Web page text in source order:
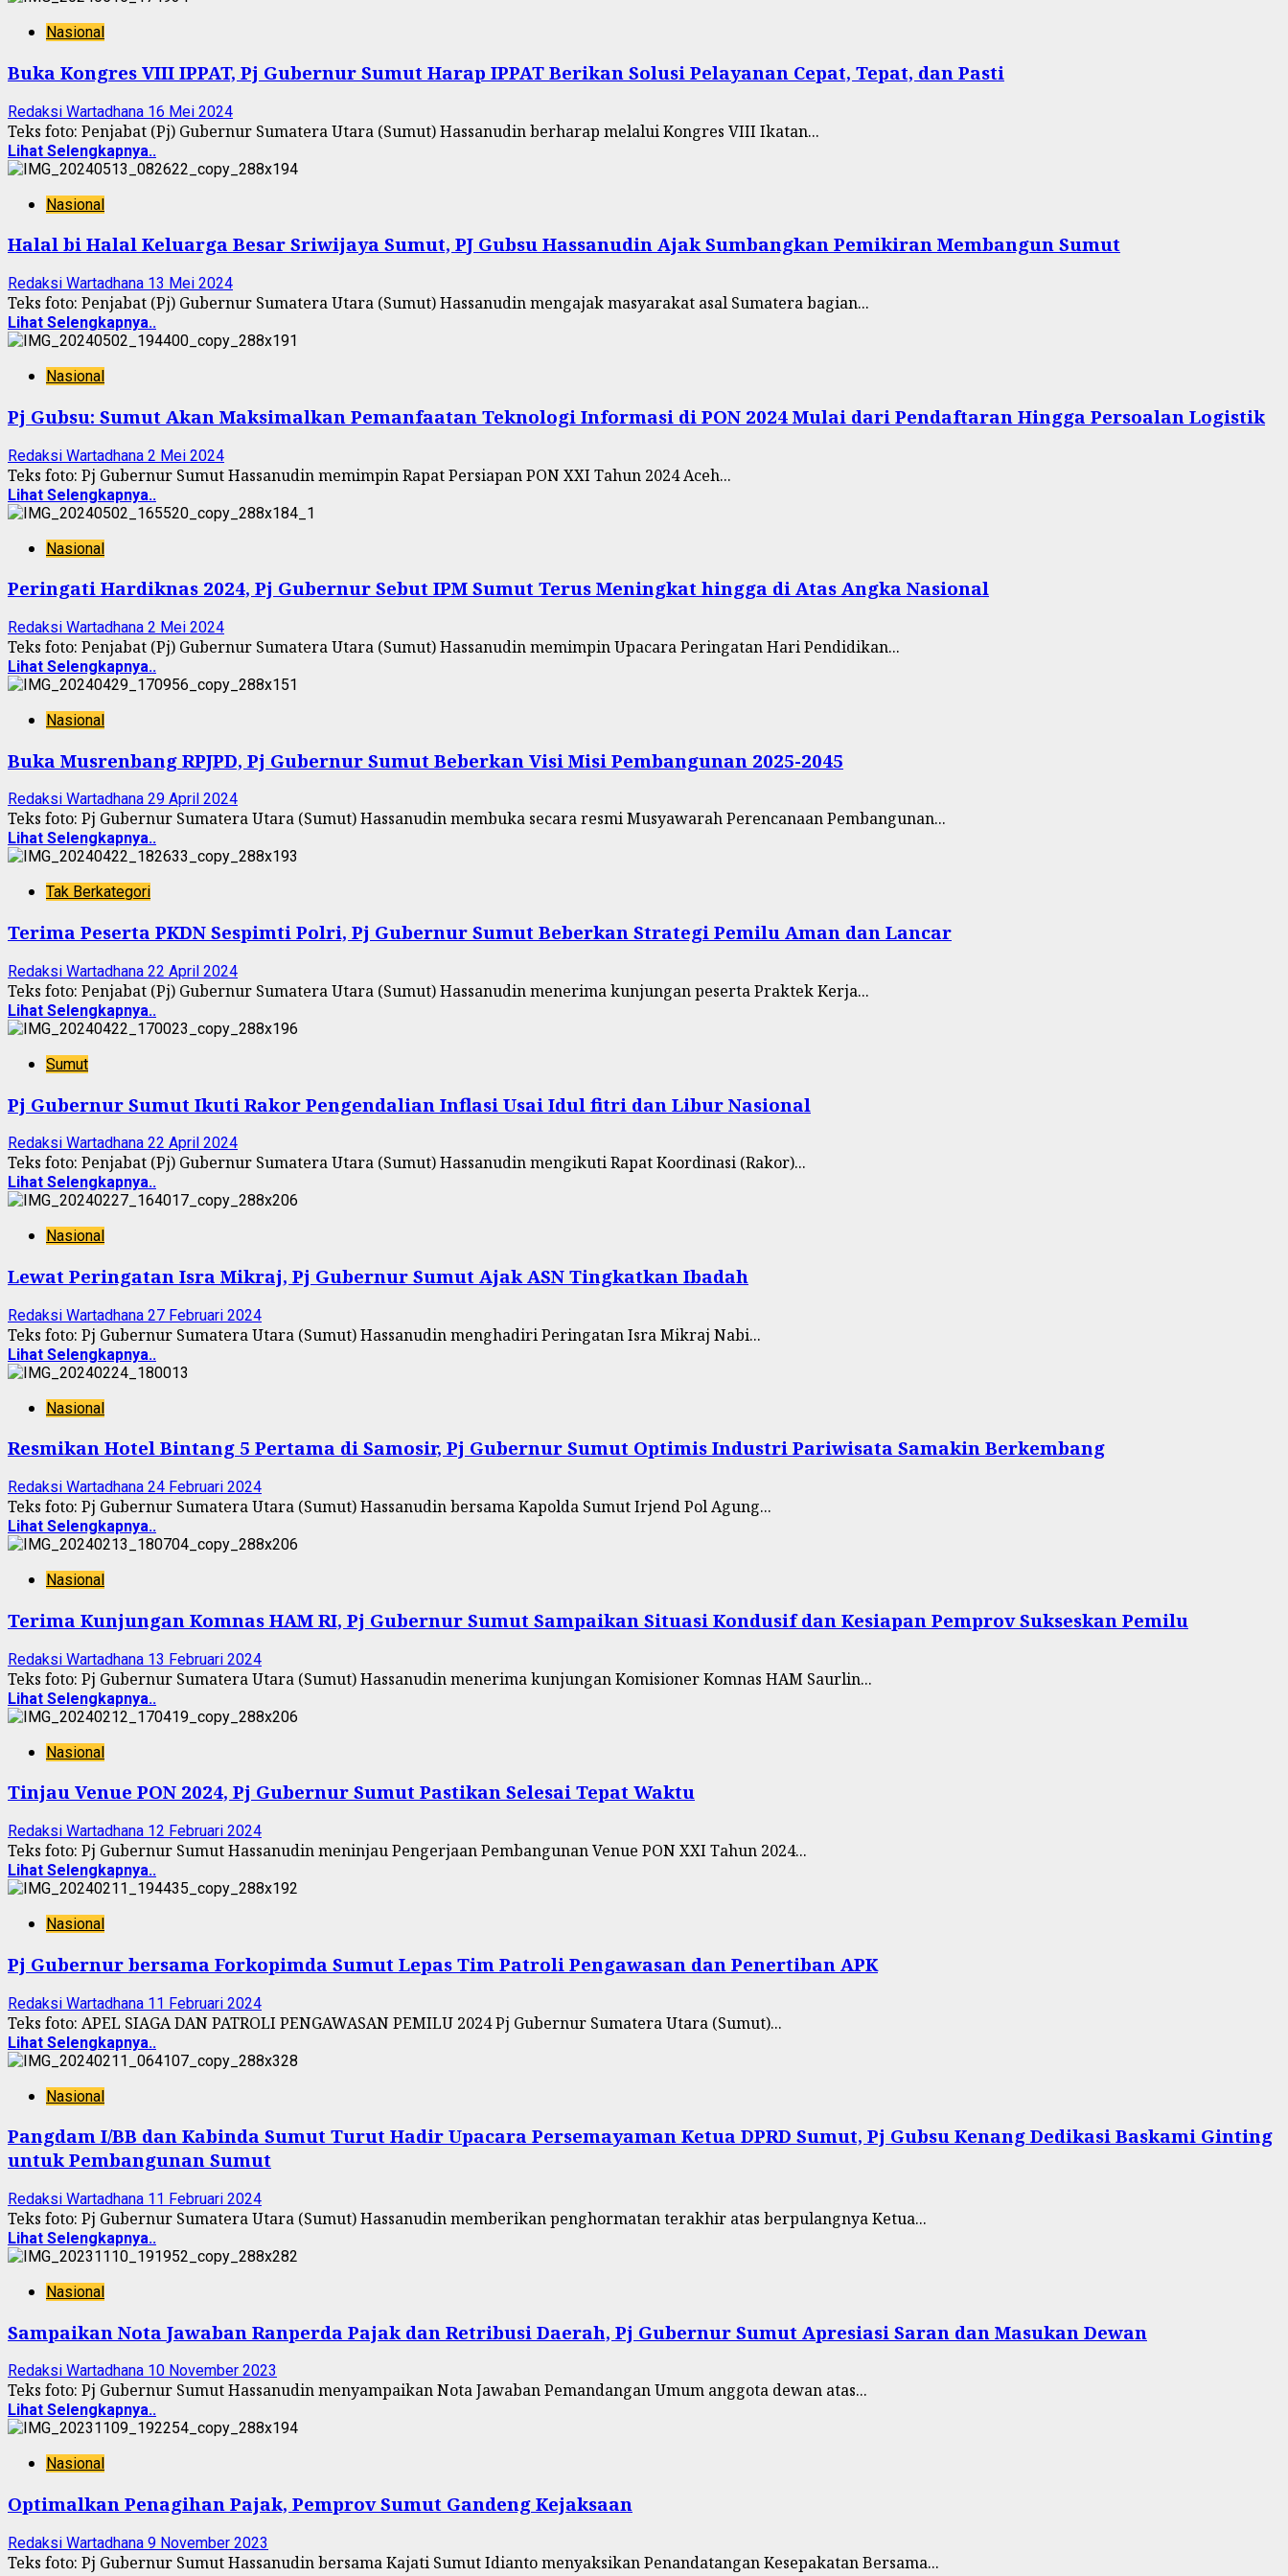
Nasional
Buka Kongres VIII IPPAT, Pj Gubernur Sumut Harap IPPAT Berikan Solusi Pelayanan Cepat, Tepat, dan Pasti
Redaksi Wartadhana 16 Mei 2024
Teks foto: Penjabat (Pj) Gubernur Sumatera Utara (Sumut) Hassanudin berharap melalui Kongres VIII Ikatan...
Lihat Selengkapnya..
Nasional
Halal bi Halal Keluarga Besar Sriwijaya Sumut, PJ Gubsu Hassanudin Ajak Sumbangkan Pemikiran Membangun Sumut
Redaksi Wartadhana 13 Mei 2024
Teks foto: Penjabat (Pj) Gubernur Sumatera Utara (Sumut) Hassanudin mengajak masyarakat asal Sumatera bagian...
Lihat Selengkapnya..
Nasional
Pj Gubsu: Sumut Akan Maksimalkan Pemanfaatan Teknologi Informasi di PON 2024 Mulai dari Pendaftaran Hingga Persoalan Logistik
Redaksi Wartadhana 2 Mei 2024
Teks foto: Pj Gubernur Sumut Hassanudin memimpin Rapat Persiapan PON XXI Tahun 2024 Aceh...
Lihat Selengkapnya..
Nasional
Peringati Hardiknas 2024, Pj Gubernur Sebut IPM Sumut Terus Meningkat hingga di Atas Angka Nasional
Redaksi Wartadhana 2 Mei 2024
Teks foto: Penjabat (Pj) Gubernur Sumatera Utara (Sumut) Hassanudin memimpin Upacara Peringatan Hari Pendidikan...
Lihat Selengkapnya..
Nasional
Buka Musrenbang RPJPD, Pj Gubernur Sumut Beberkan Visi Misi Pembangunan 2025-2045
Redaksi Wartadhana 29 April 2024
Teks foto: Pj Gubernur Sumatera Utara (Sumut) Hassanudin membuka secara resmi Musyawarah Perencanaan Pembangunan...
Lihat Selengkapnya..
Tak Berkategori
Terima Peserta PKDN Sespimti Polri, Pj Gubernur Sumut Beberkan Strategi Pemilu Aman dan Lancar
Redaksi Wartadhana 22 April 2024
Teks foto: Penjabat (Pj) Gubernur Sumatera Utara (Sumut) Hassanudin menerima kunjungan peserta Praktek Kerja...
Lihat Selengkapnya..
Sumut
Pj Gubernur Sumut Ikuti Rakor Pengendalian Inflasi Usai Idul fitri dan Libur Nasional
Redaksi Wartadhana 22 April 2024
Teks foto: Penjabat (Pj) Gubernur Sumatera Utara (Sumut) Hassanudin mengikuti Rapat Koordinasi (Rakor)...
Lihat Selengkapnya..
Nasional
Lewat Peringatan Isra Mikraj, Pj Gubernur Sumut Ajak ASN Tingkatkan Ibadah
Redaksi Wartadhana 27 Februari 2024
Teks foto: Pj Gubernur Sumatera Utara (Sumut) Hassanudin menghadiri Peringatan Isra Mikraj Nabi...
Lihat Selengkapnya..
Nasional
Resmikan Hotel Bintang 5 Pertama di Samosir, Pj Gubernur Sumut Optimis Industri Pariwisata Samakin Berkembang
Redaksi Wartadhana 24 Februari 2024
Teks foto: Pj Gubernur Sumatera Utara (Sumut) Hassanudin bersama Kapolda Sumut Irjend Pol Agung...
Lihat Selengkapnya..
Nasional
Terima Kunjungan Komnas HAM RI, Pj Gubernur Sumut Sampaikan Situasi Kondusif dan Kesiapan Pemprov Sukseskan Pemilu
Redaksi Wartadhana 13 Februari 2024
Teks foto: Pj Gubernur Sumatera Utara (Sumut) Hassanudin menerima kunjungan Komisioner Komnas HAM Saurlin...
Lihat Selengkapnya..
Nasional
Tinjau Venue PON 2024, Pj Gubernur Sumut Pastikan Selesai Tepat Waktu
Redaksi Wartadhana 12 Februari 2024
Teks foto: Pj Gubernur Sumut Hassanudin meninjau Pengerjaan Pembangunan Venue PON XXI Tahun 2024...
Lihat Selengkapnya..
Nasional
Pj Gubernur bersama Forkopimda Sumut Lepas Tim Patroli Pengawasan dan Penertiban APK
Redaksi Wartadhana 11 Februari 2024
Teks foto: APEL SIAGA DAN PATROLI PENGAWASAN PEMILU 2024 Pj Gubernur Sumatera Utara (Sumut)...
Lihat Selengkapnya..
Nasional
Pangdam I/BB dan Kabinda Sumut Turut Hadir Upacara Persemayaman Ketua DPRD Sumut, Pj Gubsu Kenang Dedikasi Baskami Ginting
untuk Pembangunan Sumut
Redaksi Wartadhana 11 Februari 2024
Teks foto: Pj Gubernur Sumatera Utara (Sumut) Hassanudin memberikan penghormatan terakhir atas berpulangnya Ketua...
Lihat Selengkapnya..
Nasional
Sampaikan Nota Jawaban Ranperda Pajak dan Retribusi Daerah, Pj Gubernur Sumut Apresiasi Saran dan Masukan Dewan
Redaksi Wartadhana 10 November 2023
Teks foto: Pj Gubernur Sumut Hassanudin menyampaikan Nota Jawaban Pemandangan Umum anggota dewan atas...
Lihat Selengkapnya..
Nasional
Optimalkan Penagihan Pajak, Pemprov Sumut Gandeng Kejaksaan
Redaksi Wartadhana 9 November 2023
Teks foto: Pj Gubernur Sumut Hassanudin bersama Kajati Sumut Idianto menyaksikan Penandatangan Kesepakatan Bersama...